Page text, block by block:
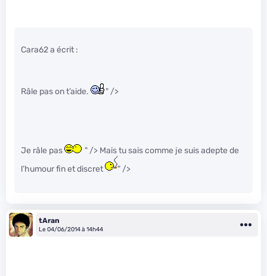
Cara62 a écrit :
Râle pas on t’aide. " />
Je râle pas
" /> Mais tu sais comme je suis adepte de
l’humour fin et discret
" />
tAran
Le 04/06/2014 à 14h44